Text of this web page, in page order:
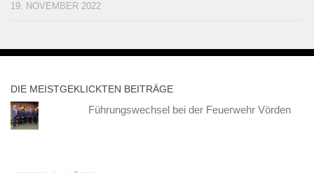
19. NOVEMBER 2022
DIE MEISTGEKLICKTEN BEITRÄGE
Führungswechsel bei der Feuerwehr Vörden